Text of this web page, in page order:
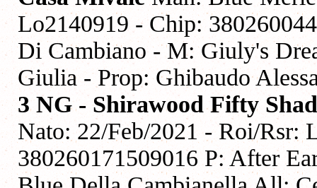
Lo2140919 - Chip:
Di Cambiano - M: Giuly's
Giulia - Prop: Ghibaudo
3 NG - Shirawood Fifty
Nato: 22/Feb/2021 - Roi/Rsr:
380260171509016 P: After